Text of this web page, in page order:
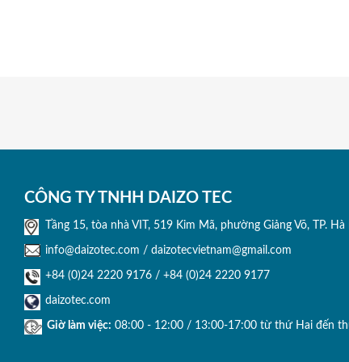
CÔNG TY TNHH DAIZO TEC
Tầng 15, tòa nhà VIT, 519 Kim Mã, phường Giảng Võ, TP. Hà
info@daizotec.com / daizotecvietnam@gmail.com
+84 (0)24 2220 9176 / +84 (0)24 2220 9177
daizotec.com
Giờ làm việc: 08:00 - 12:00 / 13:00-17:00 từ thứ Hai đến